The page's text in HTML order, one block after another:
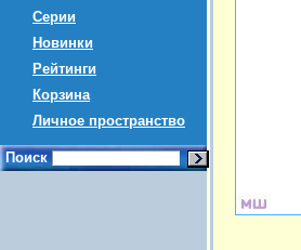
Серии
Новинки
Рейтинги
Корзина
Личное пространство
Поиск